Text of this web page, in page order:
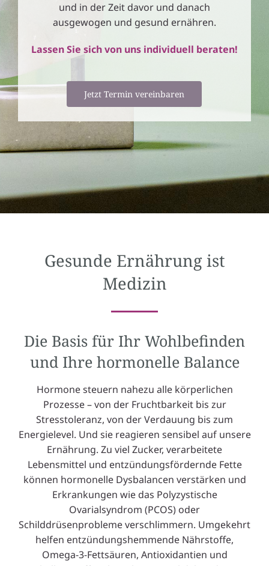
und in der Zeit davor und danach
ausgewogen und gesund ernähren.
Lassen Sie sich von uns individuell beraten!
Jetzt Termin vereinbaren
Gesunde Ernährung ist
Medizin
Die Basis für Ihr Wohlbefinden
und Ihre hormonelle Balance
Hormone steuern nahezu alle körperlichen
Prozesse – von der Fruchtbarkeit bis zur
Stresstoleranz, von der Verdauung bis zum
Energielevel. Und sie reagieren sensibel auf unsere
Ernährung. Zu viel Zucker, verarbeitete
Lebensmittel und entzündungsfördernde Fette
können hormonelle Dysbalancen verstärken und
Erkrankungen wie das Polyzystische
Ovarialsyndrom (PCOS) oder
Schilddrüsenprobleme verschlimmern. Umgekehrt
helfen entzündungshemmende Nährstoffe,
Omega-3-Fettsäuren, Antioxidantien und